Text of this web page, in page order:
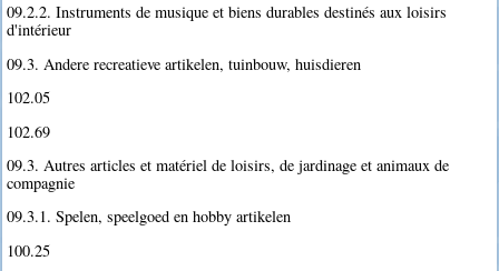
09.2.2. Instruments de musique et biens durables destinés aux loisirs
d'intérieur
09.3. Andere recreatieve artikelen, tuinbouw, huisdieren
102.05
102.69
09.3. Autres articles et matériel de loisirs, de jardinage et animaux de
compagnie
09.3.1. Spelen, speelgoed en hobby artikelen
100.25